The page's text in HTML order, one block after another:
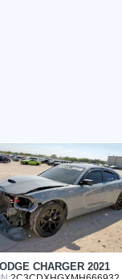
CHARGER 2021